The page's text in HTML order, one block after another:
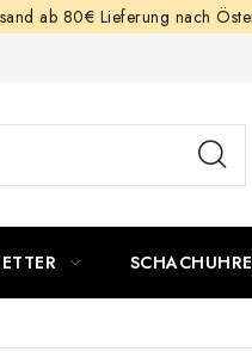
ab 80€ Lieferung nach